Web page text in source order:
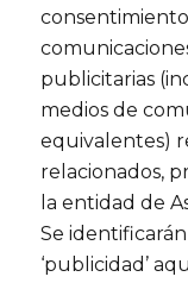
publicitarias
medios de
equivalentes)
relacionados,
la entidad de
Se
‘publicidad’